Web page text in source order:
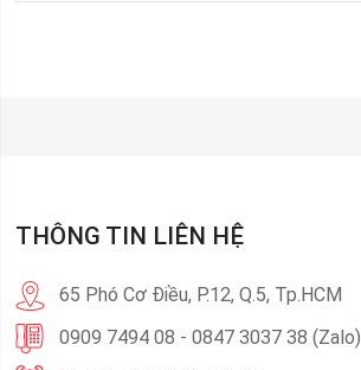
THÔNG TIN LIÊN HỆ
65 Phó Cơ Điều, P.12, Q.5, Tp.HCM
0909 7494 08 - 0847 3037 38 (Zalo)